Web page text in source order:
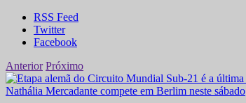
RSS Feed
Twitter
Facebook
Anterior Próximo
Nathália Mercadante compete em Berlim neste sábado